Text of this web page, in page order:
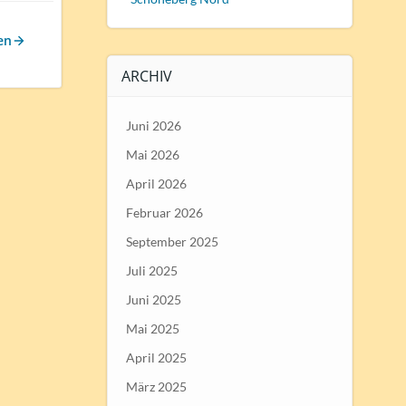
ARCHIV
Juni 2026
Mai 2026
April 2026
Februar 2026
September 2025
Juli 2025
Juni 2025
Mai 2025
April 2025
März 2025